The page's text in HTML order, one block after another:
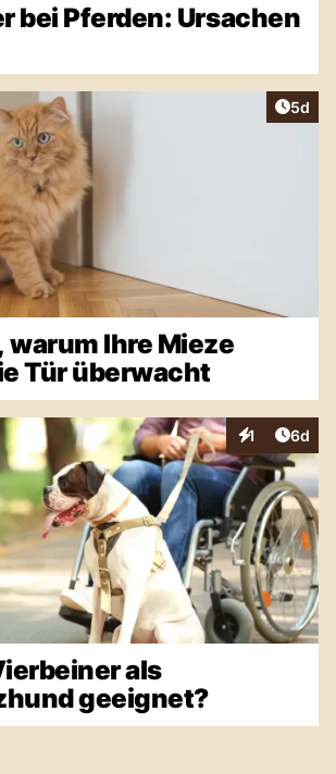
bei Pferden: Ursachen
5d
warum Ihre Mieze
Tür überwacht
1
Interaktionen
6d
als
geeignet?